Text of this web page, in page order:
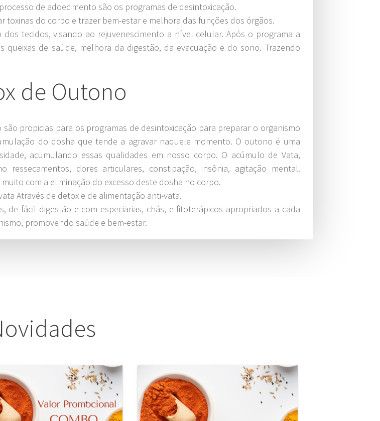
de adoecimento são os programas de desintoxicação.
do corpo e trazer bem-estar e melhora das funções dos órgãos.
tecidos, visando ao rejuvenescimento a nível celular. Após o programa a
queixas de saúde, melhora da digestão, da evacuação e do sono. Trazendo
de Outono
propicias para os programas de desintoxicação para preparar o organismo
do dosha que tende a agravar naquele momento. O outono é uma
acumulando essas qualidades em nosso corpo. O acúmulo de Vata,
dores articulares, constipação, insônia, agitação mental.
com a eliminação do excesso deste dosha no corpo.
Através de detox e de alimentação anti-vata.
fácil digestão e com especiarias, chás, e fitoterápicos apropriados a cada
promovendo saúde e bem-estar.